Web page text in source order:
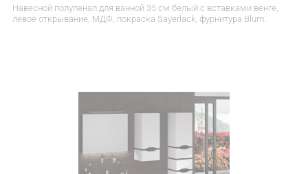
Навесной полупенал для ванной 35 см белый с вставками венге,
левое открывание, МДФ, покраска Sayerlack, фурнитура Blum.